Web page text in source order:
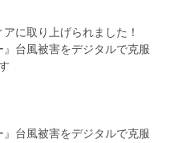
に取り上げられました！
』台風被害をデジタルで克服
』台風被害をデジタルで克服